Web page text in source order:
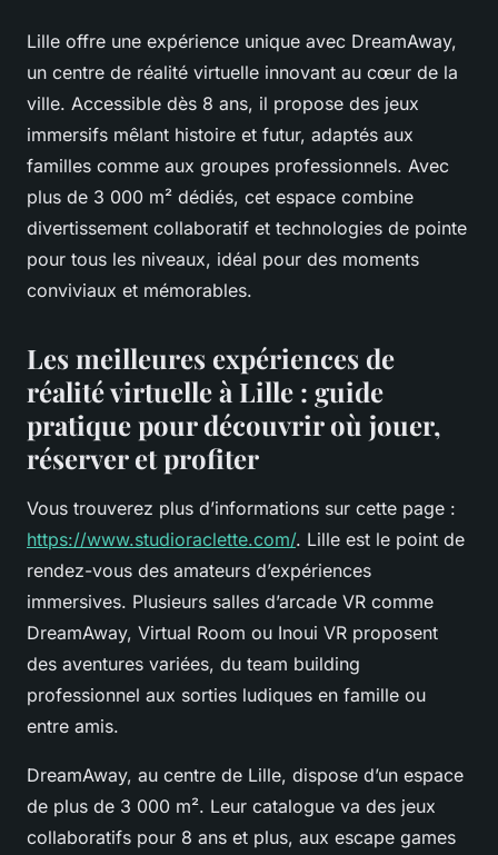
Lille offre une expérience unique avec DreamAway,
un centre de réalité virtuelle innovant au cœur de la
ville. Accessible dès 8 ans, il propose des jeux
immersifs mêlant histoire et futur, adaptés aux
familles comme aux groupes professionnels. Avec
plus de 3 000 m² dédiés, cet espace combine
divertissement collaboratif et technologies de pointe
pour tous les niveaux, idéal pour des moments
conviviaux et mémorables.
Les meilleures expériences de
réalité virtuelle à Lille : guide
pratique pour découvrir où jouer,
réserver et profiter
Vous trouverez plus d’informations sur cette page :
https://www.studioraclette.com/. Lille est le point de
rendez-vous des amateurs d’expériences
immersives. Plusieurs salles d’arcade VR comme
DreamAway, Virtual Room ou Inoui VR proposent
des aventures variées, du team building
professionnel aux sorties ludiques en famille ou
entre amis.
DreamAway, au centre de Lille, dispose d’un espace
de plus de 3 000 m². Leur catalogue va des jeux
collaboratifs pour 8 ans et plus, aux escape games